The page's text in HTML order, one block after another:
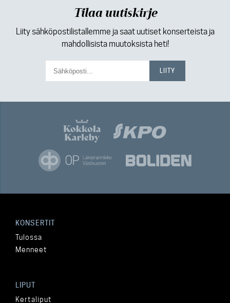
Tilaa uutiskirje
Liity sähköpostilistallemme ja saat uutiset konserteista ja
mahdollisista muutoksista heti!
KONSERTIT
Tulossa
Menneet
LIPUT
Kertaliput